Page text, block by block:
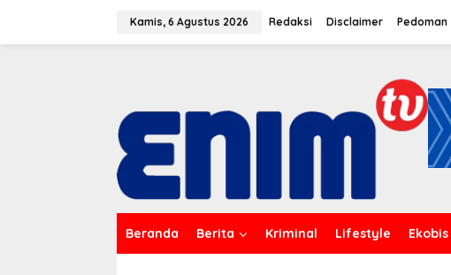
Kamis, 6 Agustus 2026 Redaksi Disclaimer Pedoman
Beranda Berita Kriminal Lifestyle Ekobis